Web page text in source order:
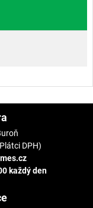
DPH)
každý den